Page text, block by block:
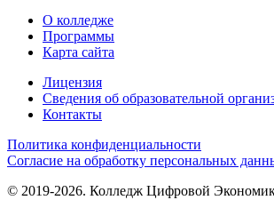
О колледже
Программы
Карта сайта
Лицензия
Сведения об образовательной
Контакты
Политика конфиденциальности
Согласие на обработку персональных
© 2019-2026. Колледж Цифровой